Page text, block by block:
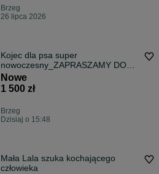
Brzeg
26 lipca 2026
Kojec dla psa super
nowoczesny_ZAPRASZAMY DO
NAS!
Nowe
1 500 zł
Brzeg
Dzisiaj o 15:48
Mała Lala szuka kochającego
człowieka